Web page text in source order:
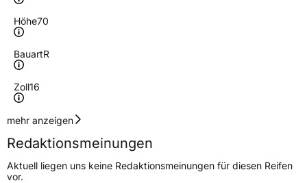
Höhe70
BauartR
Zoll16
Geschwindigkeitsindex
Höchstgeschwindigkeit
180 km/h
Lastindex117/114
mehr anzeigen
Redaktionsmeinungen
Aktuell liegen uns keine Redaktionsmeinungen für diesen Reifen
vor.